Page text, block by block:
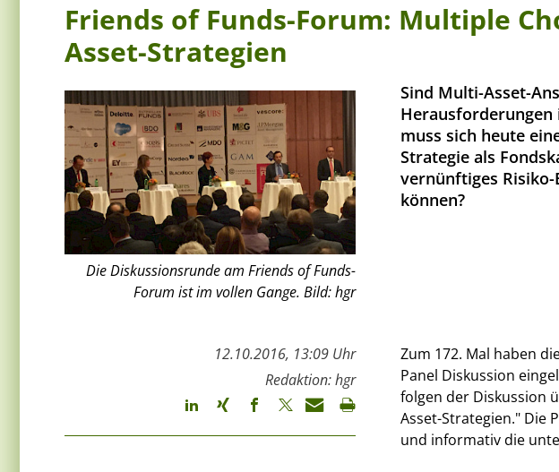
Friends of Funds-Forum: Multiple
Asset-Strategien
Die Diskussionsrunde am Friends of Funds-
Forum ist im vollen Gange. Bild: hgr
Sind Multi-Asset-
muss sich heute
Strategie als
vernünftiges
können?
12.10.2016, 13:09 Uhr
Redaktion: hgr
Zum 172. Mal haben
Panel Diskussion
folgen der Diskussion
Asset-Strategien." Die
und informativ die